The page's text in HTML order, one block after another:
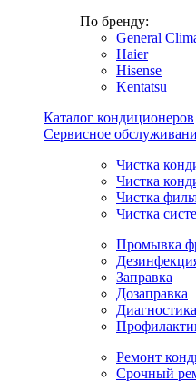
По бренду:
General
Haier
Hisense
Kentatsu
Каталог кондиционеров
Сервисное
Чистка
Чистка
Чистка
Чистка
Промывка
Заправка
Дозаправка
Диагностика
Ремонт
Срочный